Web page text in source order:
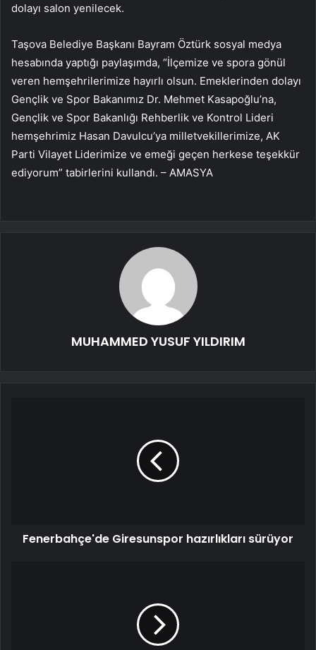
dolayı salon yenilecek.
Taşova Belediye Başkanı Bayram Öztürk sosyal medya
hesabında yaptığı paylaşımda, “İlçemize ve spora gönül
veren hemşehrilerimize hayırlı olsun. Emeklerinden dolayı
Gençlik ve Spor Bakanımız Dr. Mehmet Kasapoğlu’na,
Gençlik ve Spor Bakanlığı Rehberlik ve Kontrol Lideri
hemşehrimiz Hasan Davulcu’ya milletvekillerimize, AK
Parti Vilayet Liderimize ve emeği geçen herkese teşekkür
ediyorum” tabirlerini kullandı. – AMASYA
MUHAMMED YUSUF YILDIRIM
Fenerbahçe'de Giresunspor hazırlıkları sürüyor